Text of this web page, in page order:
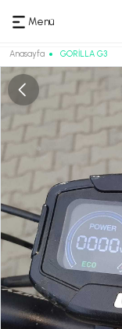
Menü
Anasayfa GORİLLA G3